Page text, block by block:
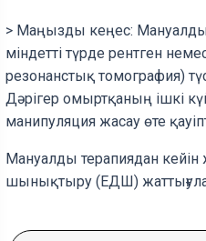
> Маңызды кеңес: Мануалды
міндетті түрде рентген
резонанстық томография)
Дәрігер омыртқаның ішкі
манипуляция жасау өте
Мануалды терапиядан
шынықтыру (ЕДШ)